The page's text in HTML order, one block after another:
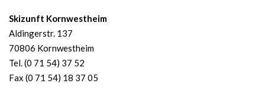
Skizunft Kornwestheim
Aldingerstr. 137
70806 Kornwestheim
Tel. (0 71 54) 37 52
Fax (0 71 54) 18 37 05